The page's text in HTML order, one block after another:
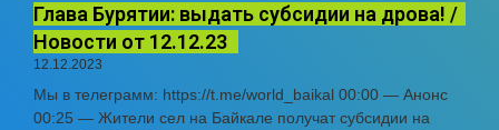
Глава Бурятии: выдать субсидии на дрова! /
Новости от 12.12.23
12.12.2023
Мы в телеграмм: https://t.me/world_baikal 00:00 — Анонс
00:25 — Жители сел на Байкале получат субсидии на